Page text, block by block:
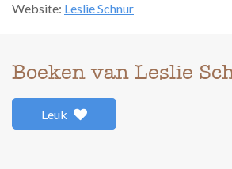
Website: Leslie Schnur
Boeken van Leslie
Leuk